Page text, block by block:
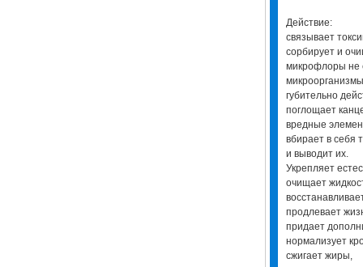
Действие:
связывает
сорбирует и
микрофлоры не
губительно
поглощает
вредные
вбирает в себя
и выводит их.
Укрепляет
очищает
продлевает
придает
нормализует
сжигает жиры,